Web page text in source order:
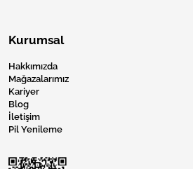
Kurumsal
Hakkımızda
Mağazalarımız
Kariyer
Blog
İletişim
Pil Yenileme